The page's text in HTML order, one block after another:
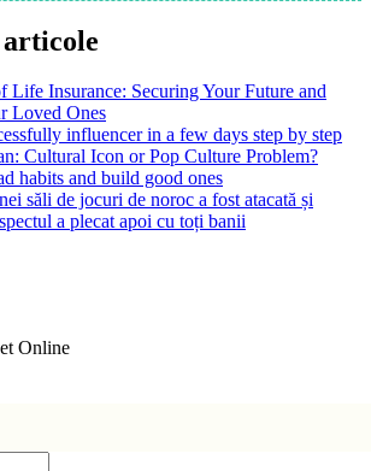
Life Insurance: Securing Your Future and
Loved Ones
influencer in a few days step by step
Cultural Icon or Pop Culture Problem?
habits and build good ones
săli de jocuri de noroc a fost atacată și
a plecat apoi cu toți banii
Online